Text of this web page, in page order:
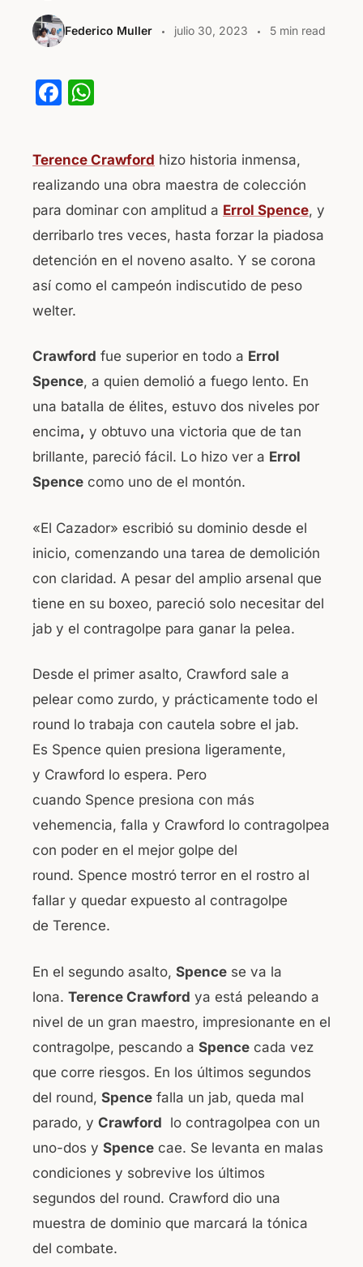
Federico Muller julio 30, 2023 5 min read
F
e
b
o
o
k
s
A
p
p
Terence Crawford hizo historia inmensa,
realizando una obra maestra de colección
para dominar con amplitud a Errol Spence, y
derribarlo tres veces, hasta forzar la piadosa
detención en el noveno asalto. Y se corona
así como el campeón indiscutido de peso
welter.
Crawford fue superior en todo a Errol
Spence, a quien demolió a fuego lento. En
una batalla de élites, estuvo dos niveles por
encima, y obtuvo una victoria que de tan
brillante, pareció fácil. Lo hizo ver a Errol
Spence como uno de el montón.
«El Cazador» escribió su dominio desde el
inicio, comenzando una tarea de demolición
con claridad. A pesar del amplio arsenal que
tiene en su boxeo, pareció solo necesitar del
jab y el contragolpe para ganar la pelea.
Desde el primer asalto, Crawford sale a
pelear como zurdo, y prácticamente todo el
round lo trabaja con cautela sobre el jab.
Es Spence quien presiona ligeramente,
y Crawford lo espera. Pero
cuando Spence presiona con más
vehemencia, falla y Crawford lo contragolpea
con poder en el mejor golpe del
round. Spence mostró terror en el rostro al
fallar y quedar expuesto al contragolpe
de Terence.
En el segundo asalto, Spence se va la
lona. Terence Crawford ya está peleando a
nivel de un gran maestro, impresionante en el
contragolpe, pescando a Spence cada vez
que corre riesgos. En los últimos segundos
del round, Spence falla un jab, queda mal
parado, y Crawford lo contragolpea con un
uno-dos y Spence cae. Se levanta en malas
condiciones y sobrevive los últimos
segundos del round. Crawford dio una
muestra de dominio que marcará la tónica
del combate.